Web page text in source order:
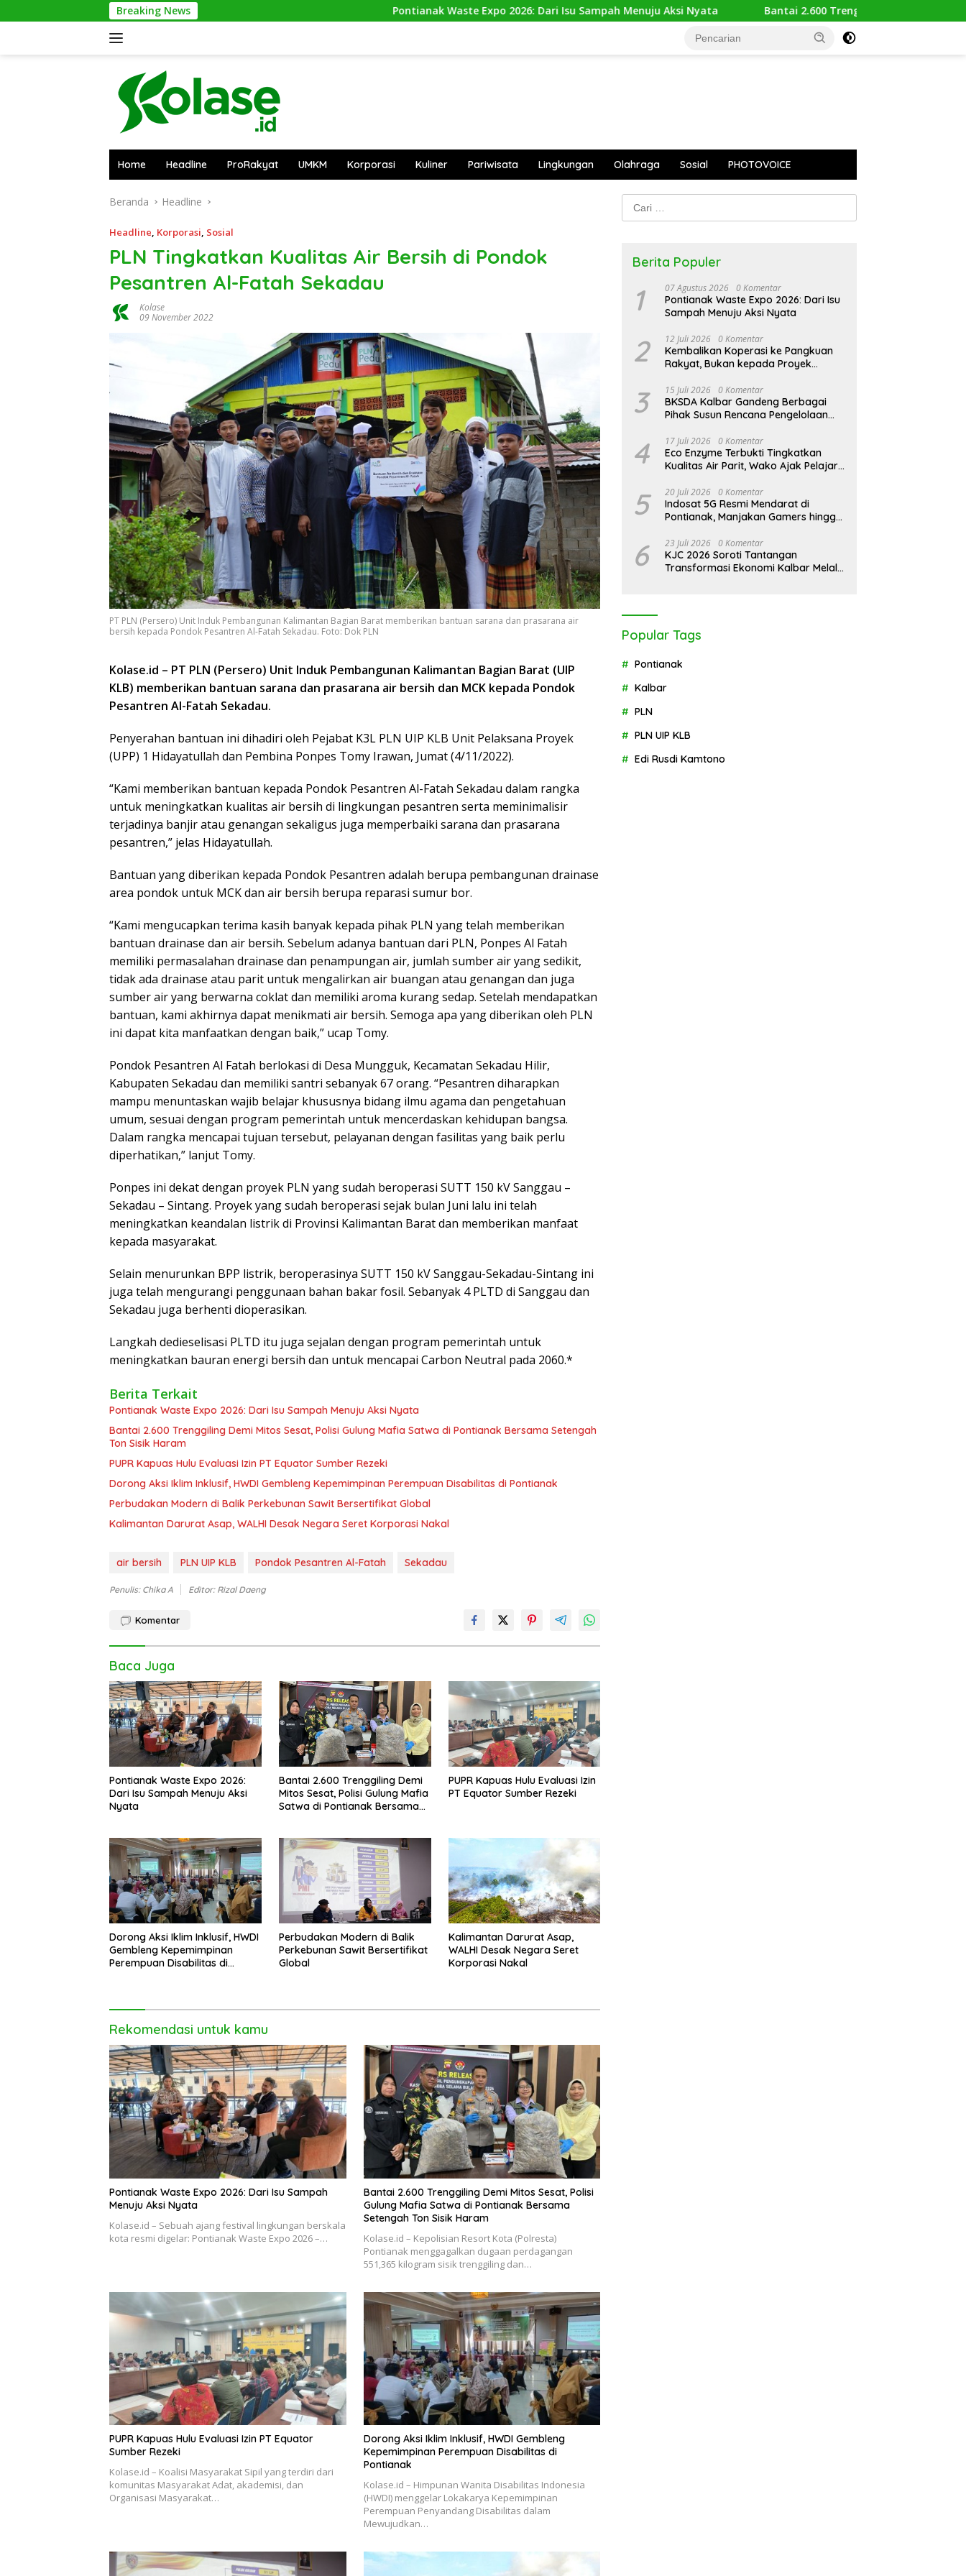
ke
Breaking News Pontianak Waste Expo 2026: Dari Isu Sampah Menuju Aksi Nyata Bantai 2.600 Trenggiling Demi Mitos Sesat, Polisi Gulung
Home Headline ProRakyat UMKM Korporasi Kuliner Pariwisata Lingkungan Olahraga Sosial PHOTOVOICE
Beranda Headline
Headline, Korporasi, Sosial
PLN Tingkatkan Kualitas Air Bersih di Pondok
Pesantren Al-Fatah Sekadau
Kolase
09 November 2022
PT PLN (Persero) Unit Induk Pembangunan Kalimantan Bagian Barat memberikan bantuan sarana dan prasarana air
bersih kepada Pondok Pesantren Al-Fatah Sekadau. Foto: Dok PLN
Kolase.id – PT PLN (Persero) Unit Induk Pembangunan Kalimantan Bagian Barat (UIP
KLB) memberikan bantuan sarana dan prasarana air bersih dan MCK kepada Pondok
Pesantren Al-Fatah Sekadau.
Penyerahan bantuan ini dihadiri oleh Pejabat K3L PLN UIP KLB Unit Pelaksana Proyek
(UPP) 1 Hidayatullah dan Pembina Ponpes Tomy Irawan, Jumat (4/11/2022).
“Kami memberikan bantuan kepada Pondok Pesantren Al-Fatah Sekadau dalam rangka
untuk meningkatkan kualitas air bersih di lingkungan pesantren serta meminimalisir
terjadinya banjir atau genangan sekaligus juga memperbaiki sarana dan prasarana
pesantren,” jelas Hidayatullah.
Bantuan yang diberikan kepada Pondok Pesantren adalah berupa pembangunan drainase
area pondok untuk MCK dan air bersih berupa reparasi sumur bor.
“Kami mengucapkan terima kasih banyak kepada pihak PLN yang telah memberikan
bantuan drainase dan air bersih. Sebelum adanya bantuan dari PLN, Ponpes Al Fatah
memiliki permasalahan drainase dan penampungan air, jumlah sumber air yang sedikit,
tidak ada drainase atau parit untuk mengalirkan air buangan atau genangan dan juga
sumber air yang berwarna coklat dan memiliki aroma kurang sedap. Setelah mendapatkan
bantuan, kami akhirnya dapat menikmati air bersih. Semoga apa yang diberikan oleh PLN
ini dapat kita manfaatkan dengan baik,” ucap Tomy.
Pondok Pesantren Al Fatah berlokasi di Desa Mungguk, Kecamatan Sekadau Hilir,
Kabupaten Sekadau dan memiliki santri sebanyak 67 orang. “Pesantren diharapkan
mampu menuntaskan wajib belajar khususnya bidang ilmu agama dan pengetahuan
umum, sesuai dengan program pemerintah untuk mencerdaskan kehidupan bangsa.
Dalam rangka mencapai tujuan tersebut, pelayanan dengan fasilitas yang baik perlu
diperhatikan,” lanjut Tomy.
Ponpes ini dekat dengan proyek PLN yang sudah beroperasi SUTT 150 kV Sanggau –
Sekadau – Sintang. Proyek yang sudah beroperasi sejak bulan Juni lalu ini telah
meningkatkan keandalan listrik di Provinsi Kalimantan Barat dan memberikan manfaat
kepada masyarakat.
Selain menurunkan BPP listrik, beroperasinya SUTT 150 kV Sanggau-Sekadau-Sintang ini
juga telah mengurangi penggunaan bahan bakar fosil. Sebanyak 4 PLTD di Sanggau dan
Sekadau juga berhenti dioperasikan.
Langkah dedieselisasi PLTD itu juga sejalan dengan program pemerintah untuk
meningkatkan bauran energi bersih dan untuk mencapai Carbon Neutral pada 2060.*
Berita Terkait
Pontianak Waste Expo 2026: Dari Isu Sampah Menuju Aksi Nyata
Bantai 2.600 Trenggiling Demi Mitos Sesat, Polisi Gulung Mafia Satwa di Pontianak Bersama Setengah
Ton Sisik Haram
PUPR Kapuas Hulu Evaluasi Izin PT Equator Sumber Rezeki
Dorong Aksi Iklim Inklusif, HWDI Gembleng Kepemimpinan Perempuan Disabilitas di Pontianak
Perbudakan Modern di Balik Perkebunan Sawit Bersertifikat Global
Kalimantan Darurat Asap, WALHI Desak Negara Seret Korporasi Nakal
air bersih PLN UIP KLB Pondok Pesantren Al-Fatah Sekadau
Penulis: Chika A Editor: Rizal Daeng
Komentar
Baca Juga
Pontianak Waste Expo 2026:
Dari Isu Sampah Menuju Aksi
Nyata
Bantai 2.600 Trenggiling Demi
Mitos Sesat, Polisi Gulung Mafia
Satwa di Pontianak Bersama
PUPR Kapuas Hulu Evaluasi Izin
PT Equator Sumber Rezeki
Dorong Aksi Iklim Inklusif, HWDI
Gembleng Kepemimpinan
Perempuan Disabilitas di
Perbudakan Modern di Balik
Perkebunan Sawit Bersertifikat
Global
Kalimantan Darurat Asap,
WALHI Desak Negara Seret
Korporasi Nakal
Rekomendasi untuk kamu
Pontianak Waste Expo 2026: Dari Isu Sampah
Menuju Aksi Nyata
Kolase.id – Sebuah ajang festival lingkungan berskala
kota resmi digelar: Pontianak Waste Expo 2026 –…
Bantai 2.600 Trenggiling Demi Mitos Sesat, Polisi
Gulung Mafia Satwa di Pontianak Bersama
Setengah Ton Sisik Haram
Kolase.id – Kepolisian Resort Kota (Polresta)
Pontianak menggagalkan dugaan perdagangan
551,365 kilogram sisik trenggiling dan…
PUPR Kapuas Hulu Evaluasi Izin PT Equator
Sumber Rezeki
Kolase.id – Koalisi Masyarakat Sipil yang terdiri dari
komunitas Masyarakat Adat, akademisi, dan
Organisasi Masyarakat…
Dorong Aksi Iklim Inklusif, HWDI Gembleng
Kepemimpinan Perempuan Disabilitas di
Pontianak
Kolase.id – Himpunan Wanita Disabilitas Indonesia
(HWDI) menggelar Lokakarya Kepemimpinan
Perempuan Penyandang Disabilitas dalam
Mewujudkan…
Cari
untuk:
Berita Populer
1 07 Agustus 2026 0 Komentar
Pontianak Waste Expo 2026: Dari Isu
Sampah Menuju Aksi Nyata
2 12 Juli 2026 0 Komentar
Kembalikan Koperasi ke Pangkuan
Rakyat, Bukan kepada Proyek
3 15 Juli 2026 0 Komentar
BKSDA Kalbar Gandeng Berbagai
Pihak Susun Rencana Pengelolaan
Karimata 2027-2036
4 17 Juli 2026 0 Komentar
Eco Enzyme Terbukti Tingkatkan
Kualitas Air Parit, Wako Ajak Pelajar
5 20 Juli 2026 0 Komentar
Indosat 5G Resmi Mendarat di
Pontianak, Manjakan Gamers hingga
6 23 Juli 2026 0 Komentar
KJC 2026 Soroti Tantangan
Transformasi Ekonomi Kalbar Melalui
Popular Tags
Pontianak
Kalbar
PLN
PLN UIP KLB
Edi Rusdi Kamtono